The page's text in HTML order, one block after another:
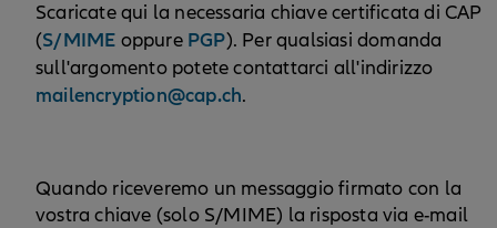
Scaricate qui la necessaria chiave certificata di CAP
(S/MIME oppure PGP). Per qualsiasi domanda
sull'argomento potete contattarci all'indirizzo
mailencryption@cap.ch.
Quando riceveremo un messaggio firmato con la
vostra chiave (solo S/MIME) la risposta via e-mail